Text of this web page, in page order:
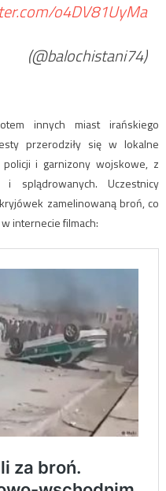
o4DV81UyMa
innych miast irańskiego
przerodziły się w lokalne
i garnizony wojskowe, z
splądrowanych. Uczestnicy
zamelinowaną broń, co
internecie filmach: